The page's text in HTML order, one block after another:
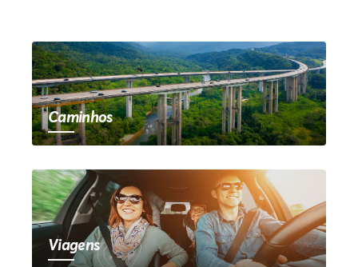
Caminhos
Viagens